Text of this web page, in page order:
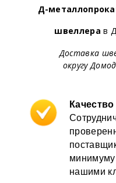
Д-
швеллера в
Доставка
округу
минимуму
нашими